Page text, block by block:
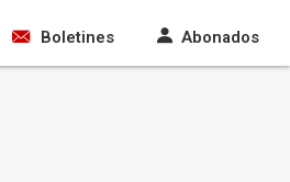
Boletines Abonados